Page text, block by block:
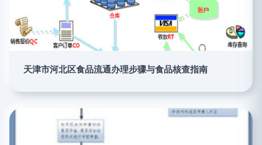
天津市河北区食品流通办理步骤与食品核查指南